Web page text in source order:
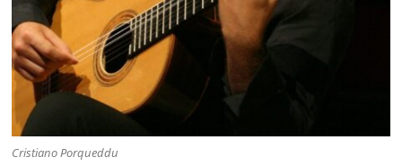
Cristiano Porqueddu